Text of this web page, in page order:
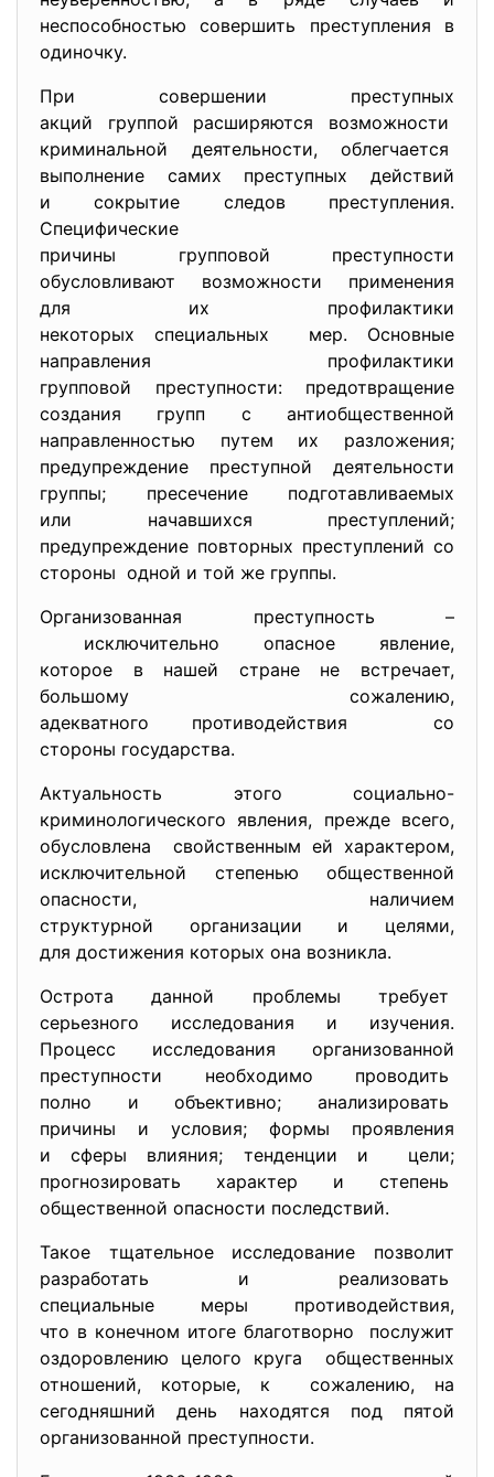
неспособностью совершить преступления в
одиночку.
При совершении преступных
акций группой расширяются возможности
криминальной деятельности, облегчается
выполнение самих преступных действий
и сокрытие следов преступления.
Специфические
причины групповой преступности
обусловливают возможности применения
для их профилактики
некоторых специальных мер. Основные
направления профилактики
групповой преступности: предотвращение
создания групп с антиобщественной
направленностью путем их разложения;
предупреждение преступной деятельности
группы; пресечение подготавливаемых
или начавшихся преступлений;
предупреждение повторных преступлений со
стороны одной и той же группы.
Организованная преступность –
исключительно опасное явление,
которое в нашей стране не встречает,
большому сожалению,
адекватного противодействия со
стороны государства.
Актуальность этого социально-
криминологического явления, прежде всего,
обусловлена свойственным ей характером,
исключительной степенью общественной
опасности, наличием
структурной организации и целями,
для достижения которых она возникла.
Острота данной проблемы требует
серьезного исследования и изучения.
Процесс исследования организованной
преступности необходимо проводить
полно и объективно; анализировать
причины и условия; формы проявления
и сферы влияния; тенденции и цели;
прогнозировать характер и степень
общественной опасности последствий.
Такое тщательное исследование позволит
разработать и реализовать
специальные меры противодействия,
что в конечном итоге благотворно послужит
оздоровлению целого круга общественных
отношений, которые, к сожалению, на
сегодняшний день находятся под пятой
организованной преступности.